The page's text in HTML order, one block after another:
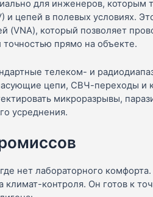
для инженеров, которым
цепей в полевых условиях.
(VNA), который позволяет
прямо на объекте.
телеком- и
цепи, СВЧ-переходы и
микроразрывы,
усреднения.
нет лабораторного
контроля. Он готов к